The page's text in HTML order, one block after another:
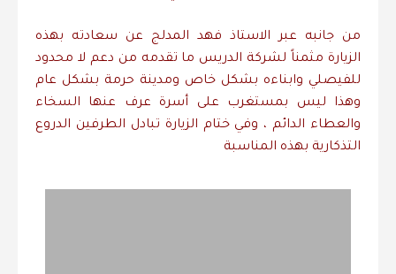
من جانبه عبر الاستاذ فهد المدلج عن سعادته بهذه
الزيارة مثمناً لشركة الدريس ما تقدمه من دعم لا محدود
للفيصلي وابناءه بشكل خاص ومدينة حرمة بشكل عام
وهذا ليس بمستغرب على أسرة عرف عنها السخاء
والعطاء الدائم ، وفي ختام الزيارة تبادل الطرفين الدروع
التذكارية بهذه المناسبة